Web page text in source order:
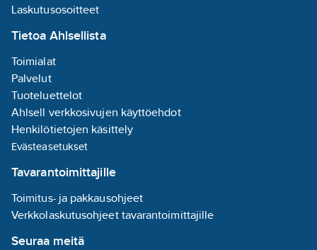
Laskutusosoitteet
Tietoa Ahlsellista
Toimialat
Palvelut
Tuoteluettelot
Ahlsell verkkosivujen käyttöehdot
Henkilötietojen käsittely
Evästeasetukset
Tavarantoimittajille
Toimitus- ja pakkausohjeet
Verkkolaskutusohjeet tavarantoimittajille
Seuraa meitä